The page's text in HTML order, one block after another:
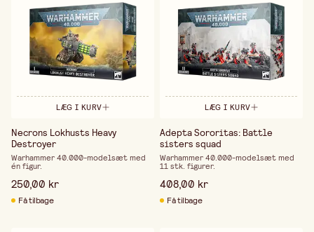
LÆG I KURV
Necrons Lokhusts Heavy
Destroyer
Warhammer 40.000-modelsæt med
én figur.
250,00 kr
Få tilbage
LÆG I KURV
Adepta Sororitas: Battle
sisters squad
Warhammer 40.000-modelsæt med
11 stk. figurer.
408,00 kr
Få tilbage